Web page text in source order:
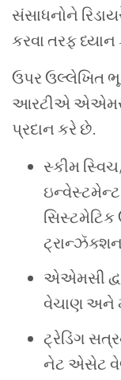
સંસાધનોને
કરવા તરફ ધ્યાન
ઉપર ઉલ્લેખિત
આરટીએ
પ્રદાન કરે છે.
સ્કીમ
સિસ્ટમેટિક
એએમસી
વેચાણ અને
ટ્રેડિંગ
નેટ એસેટ